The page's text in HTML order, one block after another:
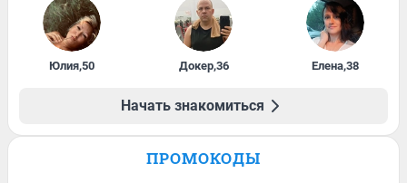
Юлия,50 Докер,36 Елена,38
Начать знакомиться
ПРОМОКОДЫ